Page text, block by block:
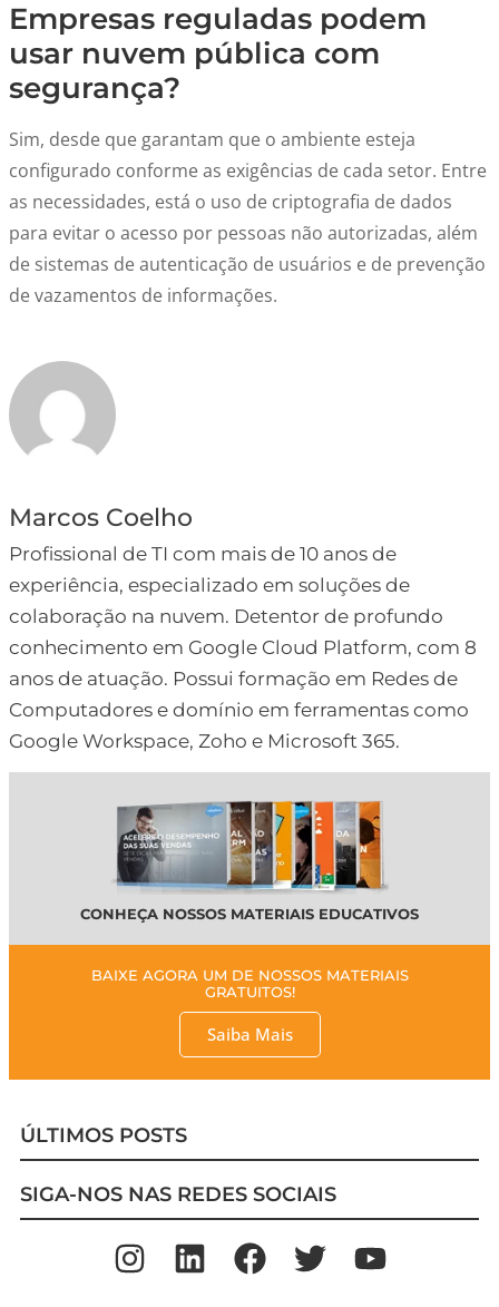
Empresas reguladas podem
usar nuvem pública com
segurança?
Sim, desde que garantam que o ambiente esteja
configurado conforme as exigências de cada setor. Entre
as necessidades, está o uso de criptografia de dados
para evitar o acesso por pessoas não autorizadas, além
de sistemas de autenticação de usuários e de prevenção
de vazamentos de informações.
Marcos Coelho
Profissional de TI com mais de 10 anos de
experiência, especializado em soluções de
colaboração na nuvem. Detentor de profundo
conhecimento em Google Cloud Platform, com 8
anos de atuação. Possui formação em Redes de
Computadores e domínio em ferramentas como
Google Workspace, Zoho e Microsoft 365.
CONHEÇA NOSSOS MATERIAIS EDUCATIVOS
BAIXE AGORA UM DE NOSSOS MATERIAIS
GRATUITOS!
Saiba Mais
ÚLTIMOS POSTS
SIGA-NOS NAS REDES SOCIAIS